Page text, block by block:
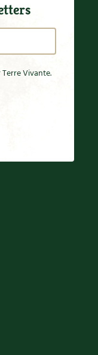
Vivante.